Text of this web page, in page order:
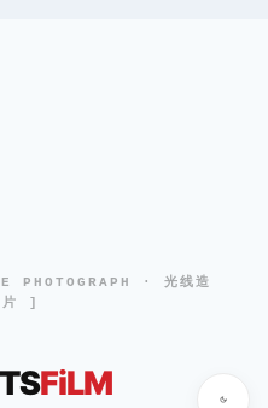
· 光线造
片 ]
FiLM